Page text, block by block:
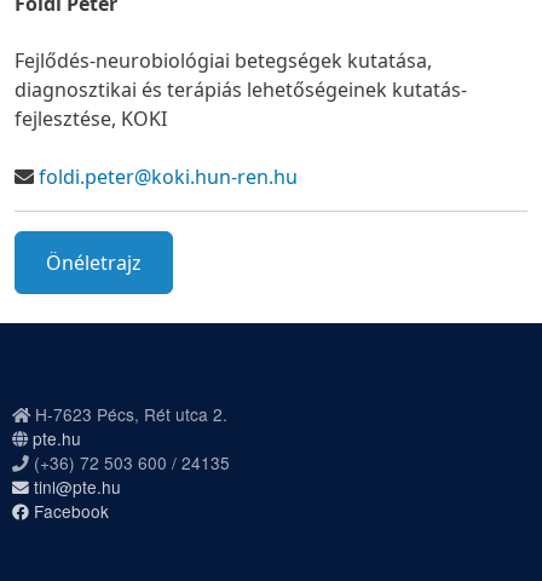
Fejlődés-neurobiológiai betegségek kutatása,
diagnosztikai és terápiás lehetőségeinek kutatás-
fejlesztése, KOKI
foldi.peter@koki.hun-ren.hu
Önéletrajz
H-7623 Pécs, Rét utca 2.
pte.hu
(+36) 72 503 600 / 24135
tinl@pte.hu
Facebook